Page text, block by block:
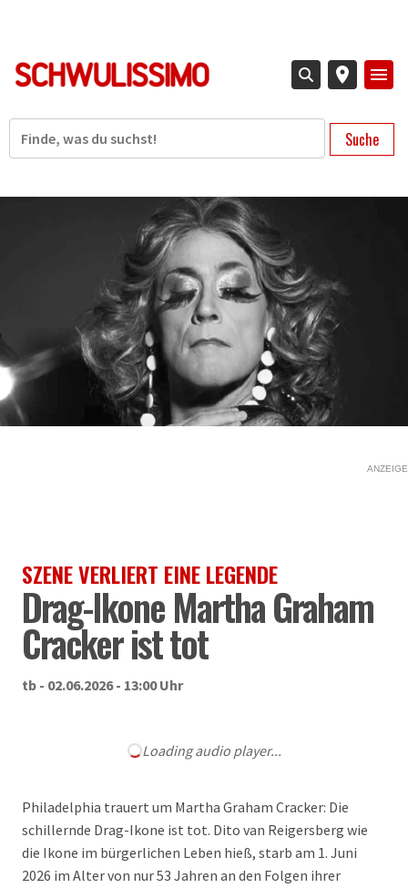
Suche
ANZEIGE
SZENE VERLIERT EINE LEGENDE
Drag-Ikone Martha Graham
Cracker ist tot
tb - 02.06.2026 - 13:00 Uhr
Loading audio player...
Philadelphia trauert um Martha Graham Cracker: Die
schillernde Drag-Ikone ist tot. Dito van Reigersberg wie
die Ikone im bürgerlichen Leben hieß, starb am 1. Juni
2026 im Alter von nur 53 Jahren an den Folgen ihrer